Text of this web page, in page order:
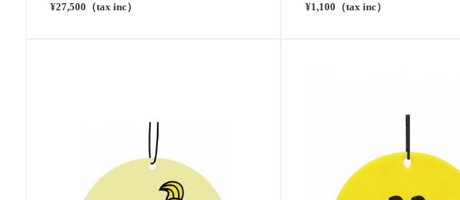
¥27,500（tax inc） ¥1,100（tax inc）